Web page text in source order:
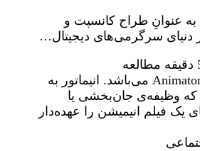
پیتر پوکِن Peter Poken به عنوانِ طراح کانسپت و
دنیای سرگرمی‌های دیجیتال…
پویانما معادل فارسی Animator می‌باشد. انیماتور به
وظیفه‌ی جان‌بخشی یا
فیلم انیمیشن را عهده‌دار